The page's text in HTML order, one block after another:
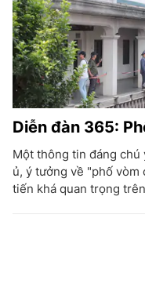
Diễn đàn 365:
Một thông tin đáng chú
ủ, ý tưởng về "phố vòm
tiến khá quan trọng